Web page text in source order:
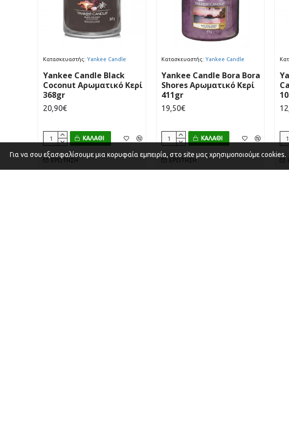
Κατασκευαστής: Yankee Candle
Yankee Candle Black
Coconut Αρωματικό Κερί
368gr
20,90€
ΚΑΛΆΘΙ
ΕΡΏΤΗΣΗ
Κατασκευαστής: Yankee Candle
Yankee Candle Bora Bora
Shores Αρωματικό Κερί
411gr
19,50€
ΚΑΛΆΘΙ
ΕΡΏΤΗΣΗ
Για να σου εξασφαλίσουμε μια κορυφαία εμπειρία, στο site μας χρησιμοποιούμε cookies.